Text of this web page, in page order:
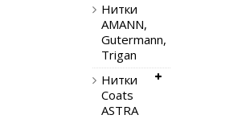
Нитки
AMANN,
Gutermann,
Trigan
Нитки
Coats
ASTRA